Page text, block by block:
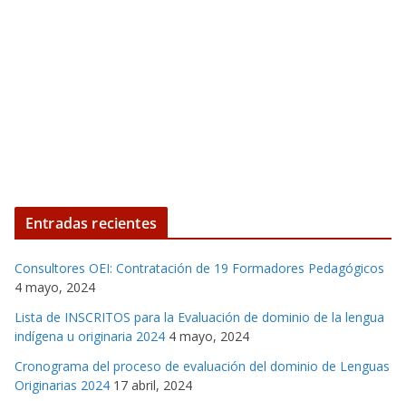
Entradas recientes
Consultores OEI: Contratación de 19 Formadores Pedagógicos
4 mayo, 2024
Lista de INSCRITOS para la Evaluación de dominio de la lengua
indígena u originaria 2024 4 mayo, 2024
Cronograma del proceso de evaluación del dominio de Lenguas
Originarias 2024 17 abril, 2024